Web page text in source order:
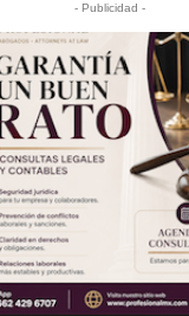
- Publicidad -